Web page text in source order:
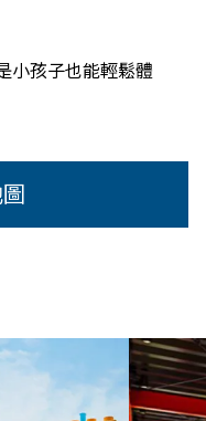
小孩子也能輕鬆體